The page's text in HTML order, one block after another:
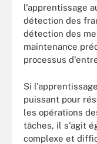
l'apprentissage
détection des
détection des
maintenance
processus
Si
puissant pour
les opérations
tâches, il s'agit
complexe et